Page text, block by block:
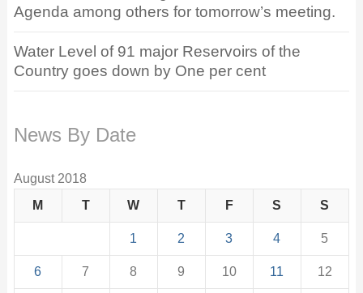
Agenda among others for tomorrow’s meeting.
Water Level of 91 major Reservoirs of the
Country goes down by One per cent
News By Date
August 2018
M
T W T F S S
1 2 3 4 5
6 7 8 9 10 11 12